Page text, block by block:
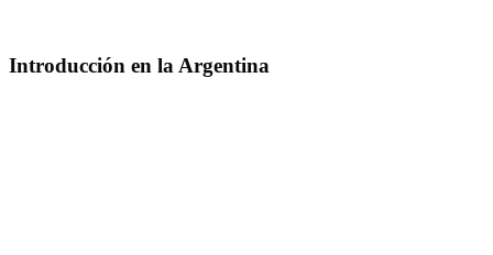
Introducción en la Argentina